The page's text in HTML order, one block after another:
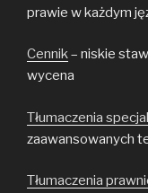
prawie w każdym
Cennik– niskie
wycena
Tłumaczenia
zaawansowanych
Tłumaczenia